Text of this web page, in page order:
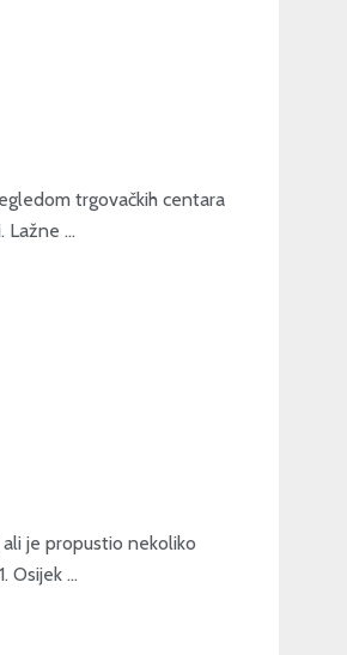
trgovačkih centara
...
je propustio nekoliko
Osijek ...